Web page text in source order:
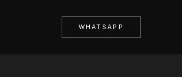
WHATSAPP